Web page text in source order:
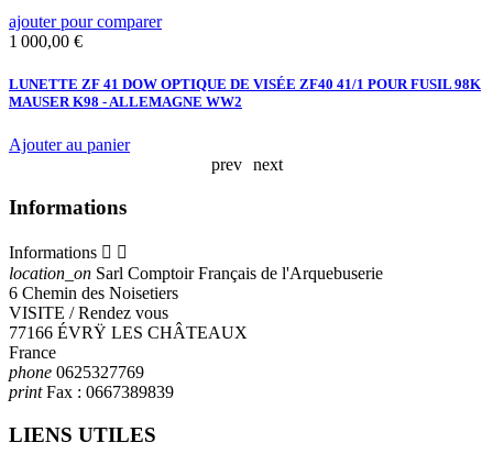
ajouter pour comparer
Prix
1 000,00 €
LUNETTE ZF 41 DOW OPTIQUE DE VISÉE ZF40 41/1 POUR FUSIL 98K
MAUSER K98 - ALLEMAGNE WW2
Ajouter au panier
prev
next
Informations
Informations  
location_on Sarl Comptoir Français de l'Arquebuserie
6 Chemin des Noisetiers
VISITE / Rendez vous
77166 ÉVRŸ LES CHÂTEAUX
France
phone 0625327769
printFax : 0667389839
LIENS UTILES